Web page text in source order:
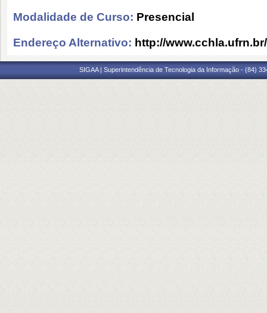
Modalidade de Curso: Presencial
Endereço Alternativo: http://
SIGAA | Superintendência de Tecnologia da Informação - (84)